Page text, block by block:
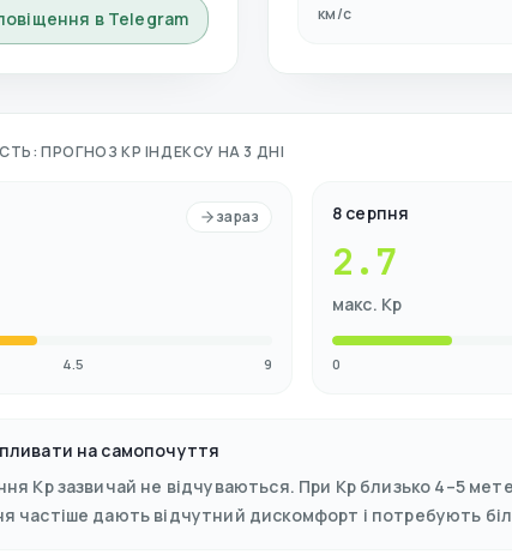
в Telegram км/с
:ПРОГНОЗ KP ІНДЕКСУ НА 3 ДНІ
зараз
4.5 9
8 серпня
2.7
макс. Kp
0
на самопочуття
Kp зазвичай не відчуваються. При Kp близько 4–5
частіше дають відчутний дискомфорт і потребують